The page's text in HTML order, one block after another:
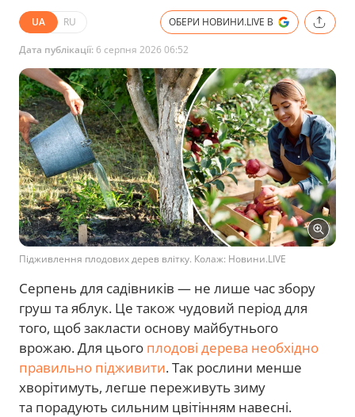
UA RU ОБЕРИ НОВИНИ.LIVE В
Дата публікації: 6 серпня 2026 06:52
Підживлення плодових дерев влітку. Колаж: Новини.LIVE
Серпень для садівників — не лише час збору
груш та яблук. Це також чудовий період для
того, щоб закласти основу майбутнього
врожаю. Для цього плодові дерева необхідно
правильно підживити. Так рослини менше
хворітимуть, легше переживуть зиму
та порадують сильним цвітінням навесні.